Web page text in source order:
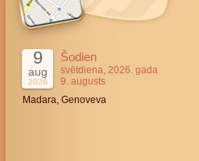
9
aug
2026
Šodien
svētdiena, 2026. gada
9. augusts
Madara, Genoveva